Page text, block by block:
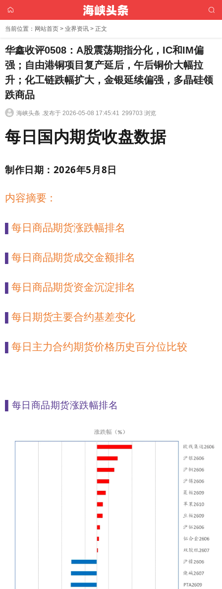
当前位置： 网站首页 > 业界资讯 > 正文
华鑫收评0508：A股震荡期指分化，IC和IM偏
强；自由港铜项目复产延后，午后铜价大幅拉
升；化工链跌幅扩大，金银延续偏强，多晶硅领
跌商品
海峡头条 .发布于 2026-05-08 17:45:41 299703 浏览
每日国内期货收盘数据
制作日期： 2026年5月8日
内容摘要：
每日商品期货涨跌幅排名
每日商品期货成交金额排名
每日商品期货资金沉淀排名
每日期货主要合约基差变化
每日主力合约期货价格历史百分位比较
每日商品期货涨跌幅排名